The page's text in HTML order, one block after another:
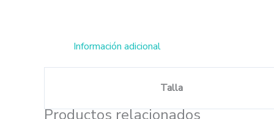
Información adicional
Talla
Productos relacionados